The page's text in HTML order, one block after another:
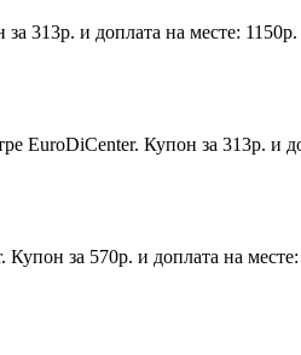
313р. и доплата на месте:
EuroDiCenter. Купон за 313р. и
за 570р. и доплата на